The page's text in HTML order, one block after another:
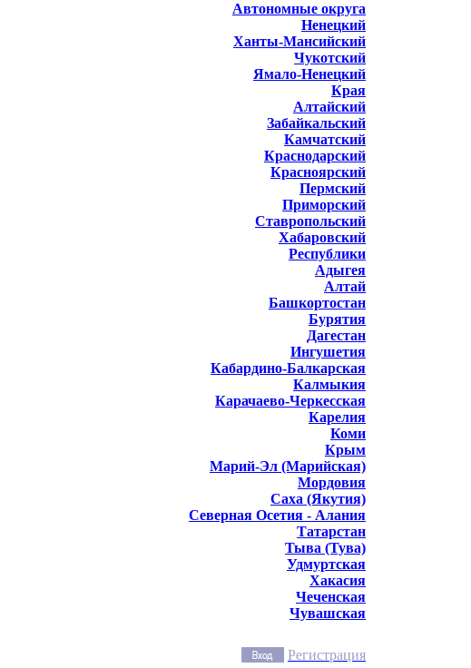
Автономные округа
Ненецкий
Ханты-Мансийский
Чукотский
Ямало-Ненецкий
Края
Алтайский
Забайкальский
Камчатский
Краснодарский
Красноярский
Пермский
Приморский
Ставропольский
Хабаровский
Республики
Адыгея
Алтай
Башкортостан
Бурятия
Дагестан
Ингушетия
Кабардино-Балкарская
Калмыкия
Карачаево-Черкесская
Карелия
Коми
Крым
Марий-Эл (Марийская)
Мордовия
Саха (Якутия)
Северная Осетия - Алания
Татарстан
Тыва (Тува)
Удмуртская
Хакасия
Чеченская
Чувашская
Регистрация